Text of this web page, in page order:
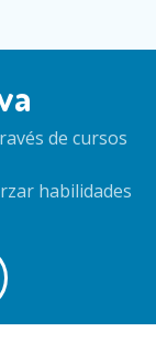
de cursos
habilidades